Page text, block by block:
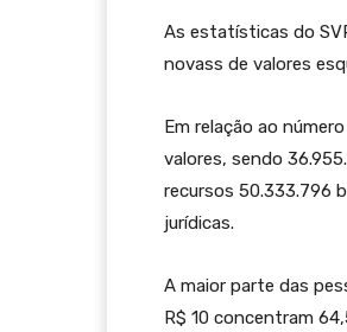
As estatísticas do
novass de valores
Em relação ao
valores, sendo
recursos 50.333.796
jurídicas.
A maior parte das
R$ 10 concentram